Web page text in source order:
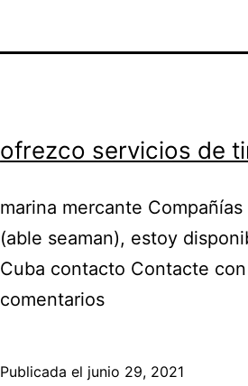
ofrezco servicios de
marina mercante
(able seaman), estoy
Cuba contacto Contacte
comentarios
Publicada el junio 29, 2021